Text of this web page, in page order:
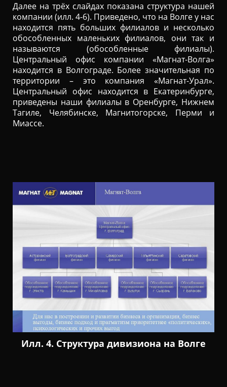
Далее на трёх слайдах показана структура нашей
компании (илл. 4-6). Приведено, что на Волге у нас
находится пять больших филиалов и несколько
обособленных маленьких филиалов, они так и
называются (обособленные филиалы).
Центральный офис компании «Магнат-Волга»
находится в Волгограде. Более значительная по
территории – это компания «Магнат-Урал».
Центральный офис находится в Екатеринбурге,
приведены наши филиалы в Оренбурге, Нижнем
Тагиле, Челябинске, Магнитогорске, Перми и
Миассе.
Илл. 4. Структура дивизиона на Волге